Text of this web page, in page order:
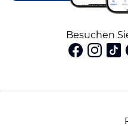
Besuchen